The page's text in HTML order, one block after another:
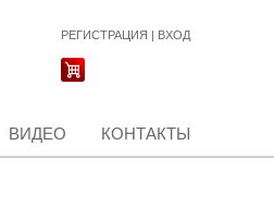
РЕГИСТРАЦИЯ | ВХОД
ВИДЕО КОНТАКТЫ